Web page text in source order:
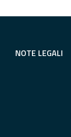
NOTE LEGALI